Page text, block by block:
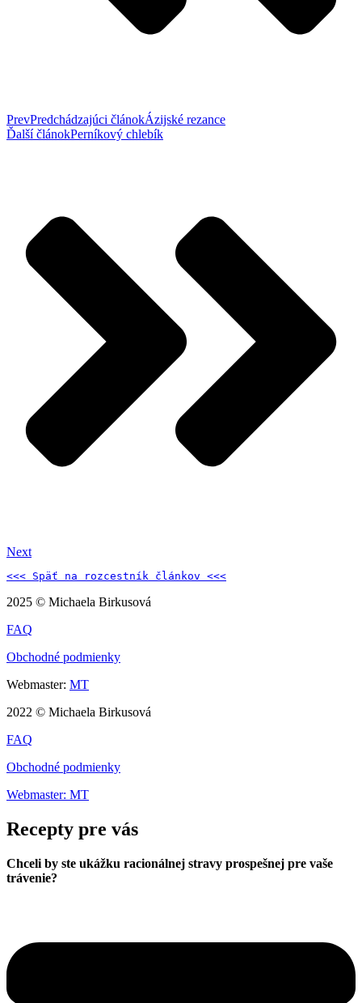
PrevPredchádzajúci článokÁzijské rezance
Ďalší článokPerníkový chlebík
Next
<<< Späť na rozcestník článkov <<<
2025 © Michaela Birkusová
FAQ
Obchodné podmienky
Webmaster: MT
2022 © Michaela Birkusová
FAQ
Obchodné podmienky
Webmaster: MT
Recepty pre vás
Chceli by ste ukážku racionálnej stravy prospešnej pre vaše
trávenie?